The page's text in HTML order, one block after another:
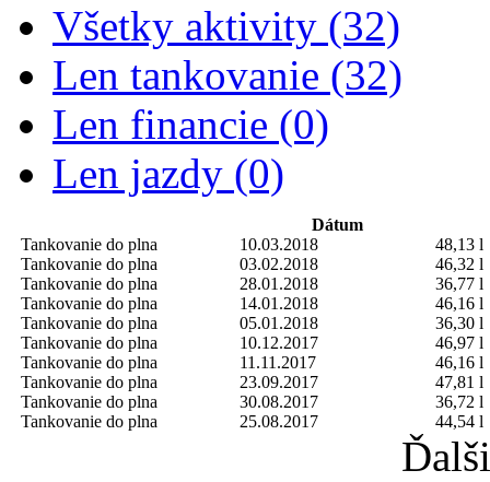
Všetky aktivity (32)
Len tankovanie (32)
Len financie (0)
Len jazdy (0)
Dátum
Tankovanie do plna
10.03.2018
48,13 l
Tankovanie do plna
03.02.2018
46,32 l
Tankovanie do plna
28.01.2018
36,77 l
Tankovanie do plna
14.01.2018
46,16 l
Tankovanie do plna
05.01.2018
36,30 l
Tankovanie do plna
10.12.2017
46,97 l
Tankovanie do plna
11.11.2017
46,16 l
Tankovanie do plna
23.09.2017
47,81 l
Tankovanie do plna
30.08.2017
36,72 l
Tankovanie do plna
25.08.2017 44,54 l